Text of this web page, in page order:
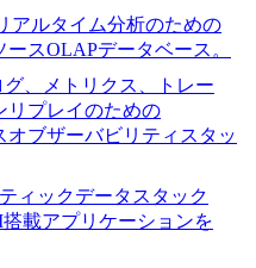
アルタイム分析のための
スOLAPデータベース。
グ、メトリクス、トレー
リプレイのための
オブザーバビリティスタッ
ィックデータスタック
載アプリケーションを